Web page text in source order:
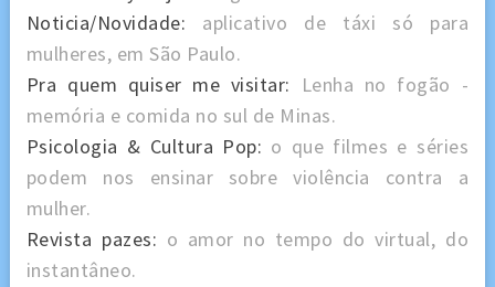
Noticia/Novidade: aplicativo de táxi só para
mulheres, em São Paulo.
Pra quem quiser me visitar:
Lenha no fogão -
memória e comida no sul de Minas.
Psicologia & Cultura Pop: o que filmes e séries
podem nos ensinar sobre violência contra a
mulher.
Revista pazes: o amor no tempo do virtual, do
instantâneo.